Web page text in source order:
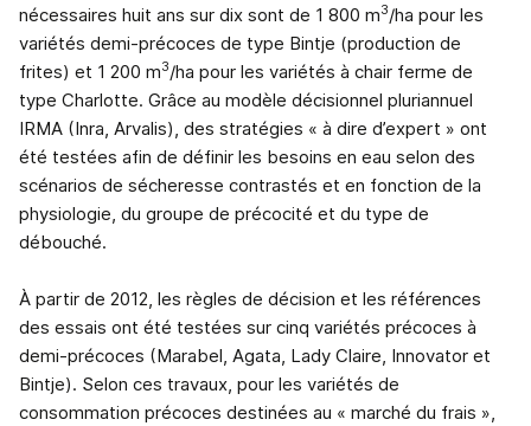
nécessaires huit ans sur dix sont de 1 800 m3/ha pour les
variétés demi-précoces de type Bintje (production de
frites) et 1 200 m3/ha pour les variétés à chair ferme de
type Charlotte. Grâce au modèle décisionnel pluriannuel
IRMA (Inra, Arvalis), des stratégies « à dire d’expert » ont
été testées afin de définir les besoins en eau selon des
scénarios de sécheresse contrastés et en fonction de la
physiologie, du groupe de précocité et du type de
débouché.
À partir de 2012, les règles de décision et les références
des essais ont été testées sur cinq variétés précoces à
demi-précoces (Marabel, Agata, Lady Claire, Innovator et
Bintje). Selon ces travaux, pour les variétés de
consommation précoces destinées au « marché du frais »,